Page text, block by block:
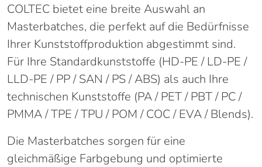
COLTEC bietet eine breite Auswahl an
Masterbatches, die perfekt auf die Bedürfnisse
Ihrer Kunststoffproduktion abgestimmt sind.
Für Ihre Standardkunststoffe (HD-PE / LD-PE /
LLD-PE / PP / SAN / PS / ABS) als auch Ihre
technischen Kunststoffe (PA / PET / PBT / PC /
PMMA / TPE / TPU / POM / COC / EVA / Blends).
Die Masterbatches sorgen für eine
gleichmäßige Farbgebung und optimierte